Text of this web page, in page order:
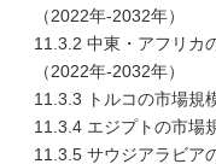
（2022年-2032年）
11.3.2 中東・アフリカ
（2022年-2032年）
11.3.3 トルコの市場規
11.3.4 エジプトの市場
11.3.5 サウジアラビア